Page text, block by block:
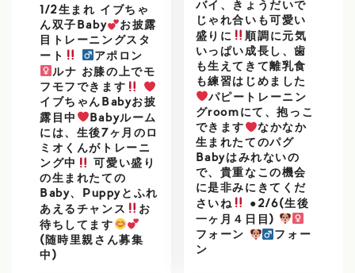
1/2生まれ イブちゃ
ん双子Baby
お披露
目トレーニングスタ
ート
アポロン
ルナ お膝の上でモ
フモフできます
イブちゃんBabyお披
露目中
Babyルーム
には、生後7ヶ月のロ
ミオくんがトレーニ
ング中
可愛い盛り
の生まれたての
Baby、Puppyとふれ
あえるチャンス
お
待ちしてます
(随時里親さん募集
中)
バイ、きょうだいで
じゃれ合いも可愛い
盛りに
順調に元気
いっぱい成長し、歯
も生えてきて離乳食
も練習はじめました
パピートレーニン
グroomにて、抱っこ
できます
なかなか
生まれたてのパグ
Babyはみれないの
で、貴重なこの機会
に是非みにきてくだ
さいね
●2/6(生後
一ヶ月４日目)
フォーン
フォー
ン